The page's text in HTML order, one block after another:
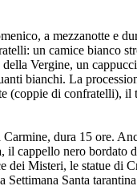
a mezzanotte e
un camice bianco
Vergine, un
bianchi. La
(coppie di confratelli),
dura 15 ore.
cappello nero
dei Misteri, le statue
Santa